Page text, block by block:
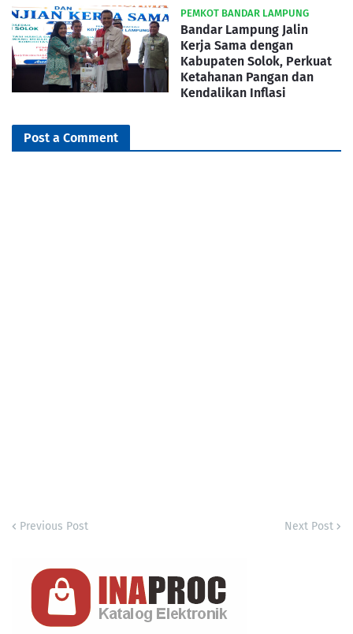
PEMKOT BANDAR LAMPUNG
Bandar Lampung Jalin
Kerja Sama dengan
Kabupaten Solok, Perkuat
Ketahanan Pangan dan
Kendalikan Inflasi
Post a Comment
Previous Post Next Post